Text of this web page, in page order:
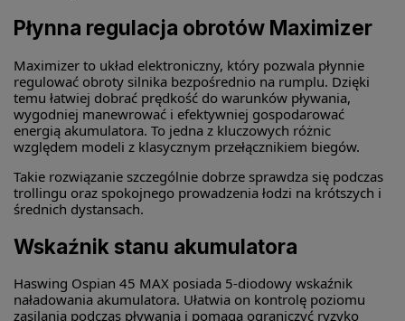
Płynna regulacja obrotów Maximizer
Maximizer to układ elektroniczny, który pozwala płynnie
regulować obroty silnika bezpośrednio na rumplu. Dzięki
temu łatwiej dobrać prędkość do warunków pływania,
wygodniej manewrować i efektywniej gospodarować
energią akumulatora. To jedna z kluczowych różnic
względem modeli z klasycznym przełącznikiem biegów.
Takie rozwiązanie szczególnie dobrze sprawdza się podczas
trollingu oraz spokojnego prowadzenia łodzi na krótszych i
średnich dystansach.
Wskaźnik stanu akumulatora
Haswing Ospian 45 MAX posiada 5-diodowy wskaźnik
naładowania akumulatora. Ułatwia on kontrolę poziomu
zasilania podczas pływania i pomaga ograniczyć ryzyko